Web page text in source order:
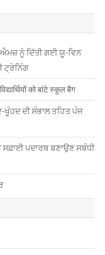
ਨੂੰ ਦਿੱਤੀ ਗਈ ਯੂ-ਵਿਨ
ਟ੍ਰੇਨਿੰਗ
को बांटे स्कूल बैग
ਖੂੰਹਦ ਦੀ ਸੰਭਾਲ ਤਹਿਤ ਪੰਜ
ਸਫ਼ਾਈ ਪਦਾਰਥ ਬਣਾਉਣ ਸਬੰਧੀ